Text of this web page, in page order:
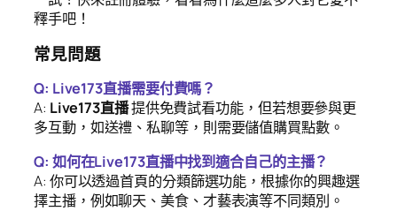
釋手吧！
常見問題
Q: Live173直播需要付費嗎？
A: Live173直播提供免費試看功能，但若想要參與更
多互動，如送禮、私聊等，則需要儲值購買點數。
Q: 如何在Live173直播中找到適合自己的主播？
A: 你可以透過首頁的分類篩選功能，根據你的興趣選
擇主播，例如聊天、美食、才藝表演等不同類別。